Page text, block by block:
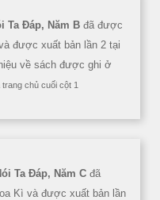
Ta Đáp, Năm B đã được
được xuất bản lần 2 tại
về sách được ghi ở
chủ cuối cột 1
Ta Đáp, Năm C đã
Kì và được xuất bản lần